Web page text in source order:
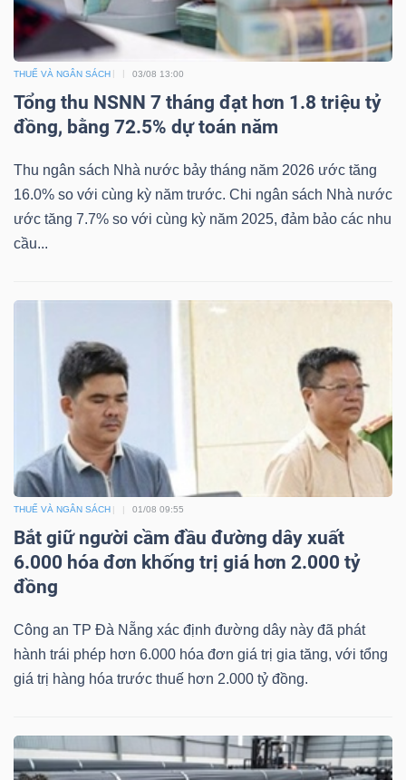
THUẾ VÀ NGÂN SÁCH 03/08 13:00
Tổng thu NSNN 7 tháng đạt hơn 1.8 triệu tỷ
đồng, bằng 72.5% dự toán năm
Thu ngân sách Nhà nước bảy tháng năm 2026 ước tăng
16.0% so với cùng kỳ năm trước. Chi ngân sách Nhà nước
ước tăng 7.7% so với cùng kỳ năm 2025, đảm bảo các nhu
cầu...
THUẾ VÀ NGÂN SÁCH 01/08 09:55
Bắt giữ người cầm đầu đường dây xuất
6.000 hóa đơn khống trị giá hơn 2.000 tỷ
đồng
Công an TP Đà Nẵng xác định đường dây này đã phát
hành trái phép hơn 6.000 hóa đơn giá trị gia tăng, với tổng
giá trị hàng hóa trước thuế hơn 2.000 tỷ đồng.